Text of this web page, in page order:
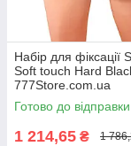
Набір для фіксації
Soft touch Hard
777Store.com.ua
Готово до відправки
1 214,65 ₴ 1